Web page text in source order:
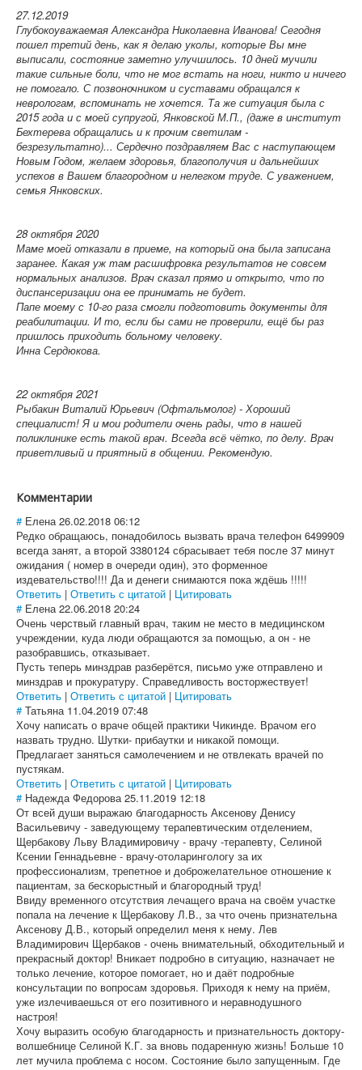
27.12.2019
Глубокоуважаемая Александра Николаевна Иванова! Сегодня
пошел третий день, как я делаю уколы, которые Вы мне
выписали, состояние заметно улучшилось. 10 дней мучили
такие сильные боли, что не мог встать на ноги, никто и ничего
не помогало. С позвоночником и суставами обращался к
неврологам, вспоминать не хочется. Та же ситуация была с
2015 года и с моей супругой, Янковской М.П., (даже в институт
Бехтерева обращались и к прочим светилам -
безрезультатно)... Сердечно поздравляем Вас с наступающем
Новым Годом, желаем здоровья, благополучия и дальнейших
успехов в Вашем благородном и нелегком труде. С уважением,
семья Янковских.
28 октября 2020
Маме моей отказали в приеме, на который она была записана
заранее. Какая уж там расшифровка результатов не совсем
нормальных анализов. Врач сказал прямо и открыто, что по
диспансеризации она ее принимать не будет.
Папе моему с 10-го раза смогли подготовить документы для
реабилитации. И то, если бы сами не проверили, ещё бы раз
пришлось приходить больному человеку.
Инна Сердюкова.
22 октября 2021
Рыбакин Виталий Юрьевич (Офтальмолог) - Хороший
специалист! Я и мои родители очень рады, что в нашей
поликлинике есть такой врач. Всегда всё чётко, по делу. Врач
приветливый и приятный в общении. Рекомендую.
Комментарии
# Елена 26.02.2018 06:12
Редко обращаюсь, понадобилось вызвать врача телефон 6499909
всегда занят, а второй 3380124 сбрасывает тебя после 37 минут
ожидания ( номер в очереди один), это форменное
издевательство!!!! Да и денеги снимаются пока ждёшь !!!!!
Ответить | Ответить с цитатой | Цитировать
# Елена 22.06.2018 20:24
Очень черствый главный врач, таким не место в медицинском
учреждении, куда люди обращаются за помощью, а он - не
разобравшись, отказывает.
Пусть теперь минздрав разберётся, письмо уже отправлено и
минздрав и прокуратуру. Справедливость восторжествует!
Ответить | Ответить с цитатой | Цитировать
# Татьяна 11.04.2019 07:48
Хочу написать о враче общей практики Чикинде. Врачом его
назвать трудно. Шутки- прибаутки и никакой помощи.
Предлагает заняться самолечением и не отвлекать врачей по
пустякам.
Ответить | Ответить с цитатой | Цитировать
# Надежда Федорова 25.11.2019 12:18
От всей души выражаю благодарность Аксенову Денису
Васильевичу - заведующему терапевтическим отделением,
Щербакову Льву Владимировичу - врачу -терапевту, Селиной
Ксении Геннадьевне - врачу-отоларингологу за их
профессионализм, трепетное и доброжелательное отношение к
пациентам, за бескорыстный и благородный труд!
Ввиду временного отсутствия лечащего врача на своём участке
попала на лечение к Щербакову Л.В., за что очень признательна
Аксенову Д.В., который определил меня к нему. Лев
Владимирович Щербаков - очень внимательный, обходительный и
прекрасный доктор! Вникает подробно в ситуацию, назначает не
только лечение, которое помогает, но и даёт подробные
консультации по вопросам здоровья. Приходя к нему на приём,
уже излечиваешься от его позитивного и неравнодушного
настроя!
Хочу выразить особую благодарность и признательность доктору-
волшебнице Селиной К.Г. за вновь подаренную жизнь! Больше 10
лет мучила проблема с носом. Состояние было запущенным. Где